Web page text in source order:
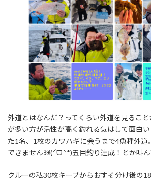
外道とはなんだ？ってくらい外道を見るこ
が多い方が活性が高く釣れる気はして面白
た1名、1枚のカワハギに会うまで4魚種外道
できませんꉂꉂ(ˊᗜˋ*)五目釣り達成！とか
クルーの私30枚キープからおすそ分け後の